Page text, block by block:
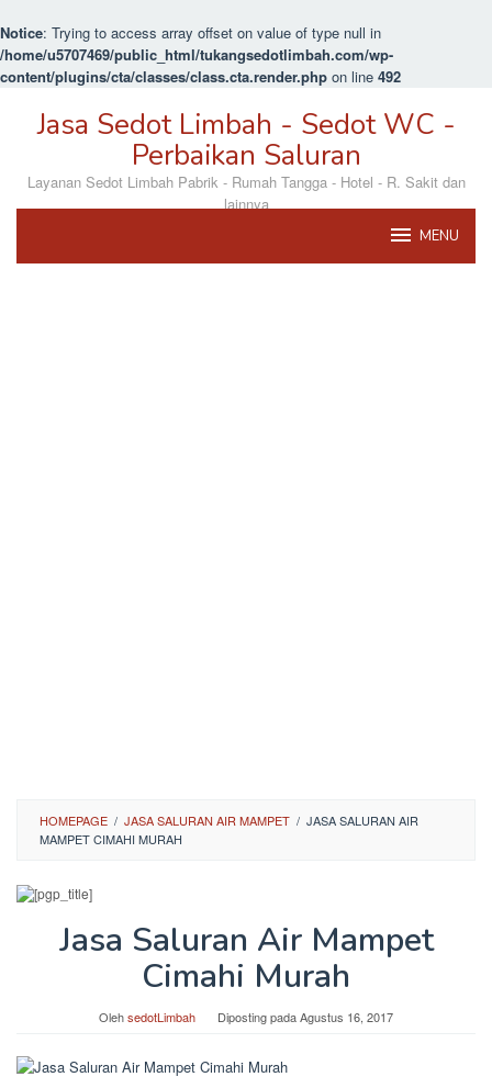
Notice: Trying to access array offset on value of type null in
/home/u5707469/public_html/tukangsedotlimbah.com/wp-
content/plugins/cta/classes/class.cta.render.php on line 492
Jasa Sedot Limbah - Sedot WC -
Perbaikan Saluran
Layanan Sedot Limbah Pabrik - Rumah Tangga - Hotel - R. Sakit dan
lainnya
MENU
HOMEPAGE / JASA SALURAN AIR MAMPET / JASA SALURAN AIR
MAMPET CIMAHI MURAH
Jasa Saluran Air Mampet
Cimahi Murah
OlehsedotLimbah Diposting padaAgustus 16, 2017